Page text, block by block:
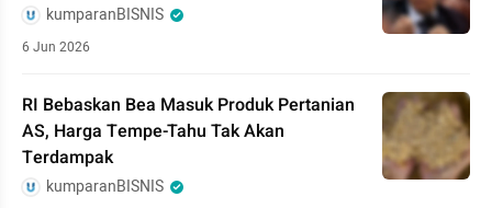
kumparanBISNIS
6 Jun 2026
RI Bebaskan Bea Masuk Produk Pertanian
AS, Harga Tempe-Tahu Tak Akan
Terdampak
kumparanBISNIS